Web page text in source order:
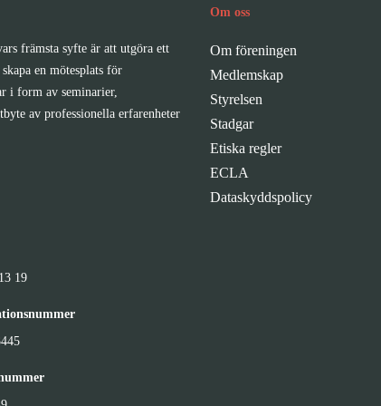
främsta syfte är att utgöra ett
en mötesplats för
i form av seminarier,
av professionella erfarenheter
19
Om oss
Om föreningen
Medlemskap
Styrelsen
Stadgar
Etiska regler
ECLA
Dataskyddspolicy